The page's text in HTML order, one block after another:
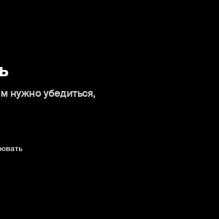
нужно убедиться,